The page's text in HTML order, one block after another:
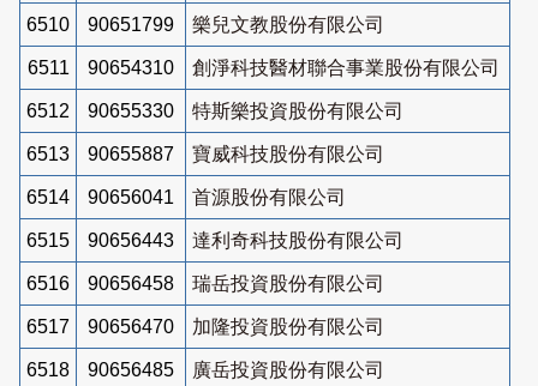
6510 90651799 樂兒文教股份有限公司
6511 90654310 創淨科技醫材聯合事業股份有限公司
6512 90655330 特斯樂投資股份有限公司
6513 90655887 寶威科技股份有限公司
6514 90656041 首源股份有限公司
6515 90656443 達利奇科技股份有限公司
6516 90656458 瑞岳投資股份有限公司
6517 90656470 加隆投資股份有限公司
6518 90656485 廣岳投資股份有限公司